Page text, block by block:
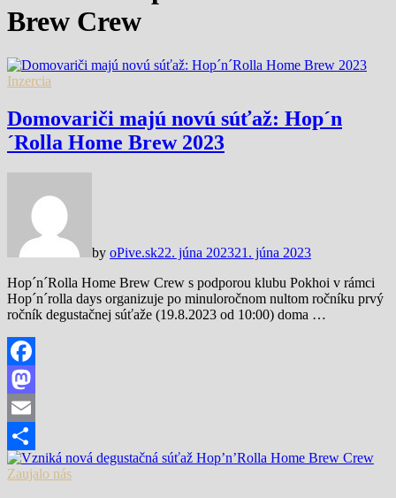
Brew Crew
Inzercia
Domovariči majú novú súťaž: Hop´n
´Rolla Home Brew 2023
by oPive.sk22. júna 202321. júna 2023
Hop´n´Rolla Home Brew Crew s podporou klubu Pokhoi v rámci
Hop´n´rolla days organizuje po minuloročnom nultom ročníku prvý
ročník degustačnej súťaže (19.8.2023 od 10:00) doma …
Facebook
Mastodon
Email
Share
Zaujalo nás